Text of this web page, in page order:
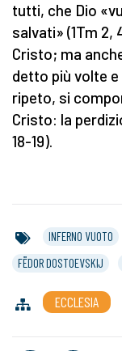
tutti, che Dio
salvati» (1Tm 2,
Cristo; ma
detto più volte
ripeto, si
Cristo: la
18-19).
INFERNO VUOTO
FËDOR DOSTOEVSKIJ
ECCLESIA